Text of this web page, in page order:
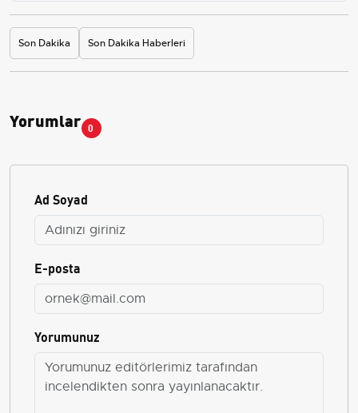
Son Dakika Son Dakika Haberleri
Yorumlar 0
Ad Soyad
E-posta
Yorumunuz